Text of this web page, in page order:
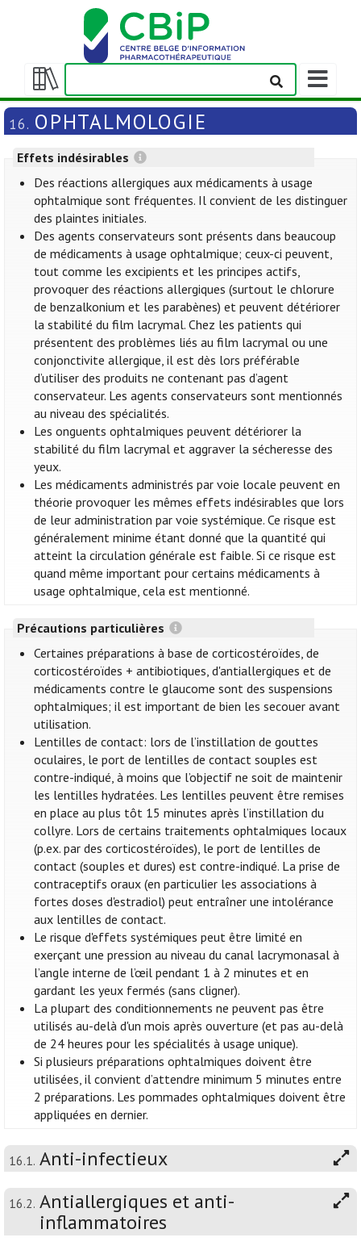
Afficher/masquer
la
table
matières
Afficher/
la
barre
navigation
16. OPHTALMOLOGIE
Effets indésirables
Des réactions allergiques aux médicaments à usage
ophtalmique sont fréquentes. Il convient de les distinguer
des plaintes initiales.
Des agents conservateurs sont présents dans beaucoup
de médicaments à usage ophtalmique; ceux-ci peuvent,
tout comme les excipients et les principes actifs,
provoquer des réactions allergiques (surtout le chlorure
de benzalkonium et les parabènes) et peuvent détériorer
la stabilité du film lacrymal. Chez les patients qui
présentent des problèmes liés au film lacrymal ou une
conjonctivite allergique, il est dès lors préférable
d’utiliser des produits ne contenant pas d’agent
conservateur. Les agents conservateurs sont mentionnés
au niveau des spécialités.
Les onguents ophtalmiques peuvent détériorer la
stabilité du film lacrymal et aggraver la sécheresse des
yeux.
Les médicaments administrés par voie locale peuvent en
théorie provoquer les mêmes effets indésirables que lors
de leur administration par voie systémique. Ce risque est
généralement minime étant donné que la quantité qui
atteint la circulation générale est faible. Si ce risque est
quand même important pour certains médicaments à
usage ophtalmique, cela est mentionné.
Précautions particulières
Certaines préparations à base de corticostéroïdes, de
corticostéroïdes + antibiotiques, d'antiallergiques et de
médicaments contre le glaucome sont des suspensions
ophtalmiques; il est important de bien les secouer avant
utilisation.
Lentilles de contact: lors de l’instillation de gouttes
oculaires, le port de lentilles de contact souples est
contre-indiqué, à moins que l’objectif ne soit de maintenir
les lentilles hydratées. Les lentilles peuvent être remises
en place au plus tôt 15 minutes après l’instillation du
collyre. Lors de certains traitements ophtalmiques locaux
(p.ex. par des corticostéroïdes), le port de lentilles de
contact (souples et dures) est contre-indiqué. La prise de
contraceptifs oraux (en particulier les associations à
fortes doses d'estradiol) peut entraîner une intolérance
aux lentilles de contact.
Le risque d'effets systémiques peut être limité en
exerçant une pression au niveau du canal lacrymonasal à
l’angle interne de l’œil pendant 1 à 2 minutes et en
gardant les yeux fermés (sans cligner).
La plupart des conditionnements ne peuvent pas être
utilisés au-delà d'un mois après ouverture (et pas au-delà
de 24 heures pour les spécialités à usage unique).
Si plusieurs préparations ophtalmiques doivent être
utilisées, il convient d’attendre minimum 5 minutes entre
2 préparations. Les pommades ophtalmiques doivent être
appliquées en dernier.
16.1. Anti-infectieux
16.2. Antiallergiques et anti-
inflammatoires